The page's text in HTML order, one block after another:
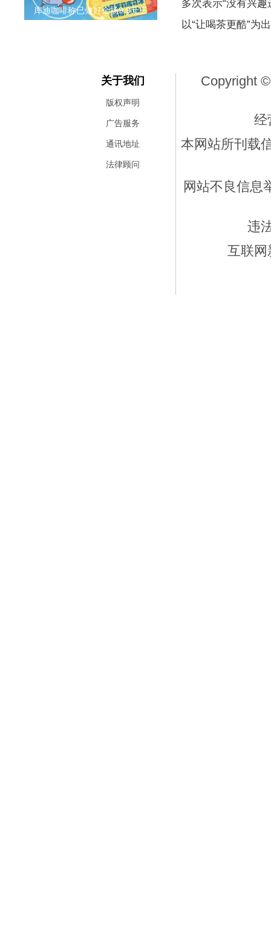
库迪咖啡称已做好全场9.9元三
多次表示“没有兴
以“让喝茶更酷”为
关于我们
版权声明
广告服务
通讯地址
法律顾问
Copyright
经
本网站所刊载
网站不良信息
违
互联网